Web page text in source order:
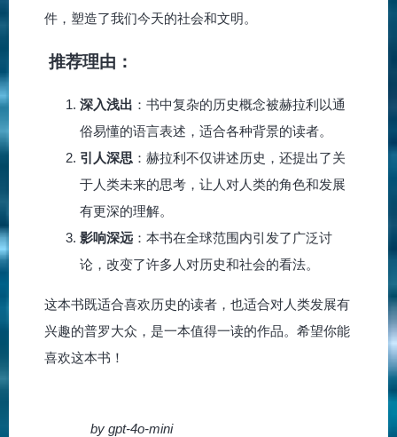
件，塑造了我们今天的社会和文明。
推荐理由：
深入浅出 ：书中复杂的历史概念被赫拉利以通
俗易懂的语言表述，适合各种背景的读者。
引人深思 ：赫拉利不仅讲述历史，还提出了关
于人类未来的思考，让人对人类的角色和发展
有更深的理解。
影响深远 ：本书在全球范围内引发了广泛讨
论，改变了许多人对历史和社会的看法。
这本书既适合喜欢历史的读者，也适合对人类发展有
兴趣的普罗大众，是一本值得一读的作品。希望你能
喜欢这本书！
by gpt-4o-mini